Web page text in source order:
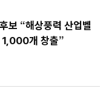
보 “해상풍력 산업벨
1,000개 창출”